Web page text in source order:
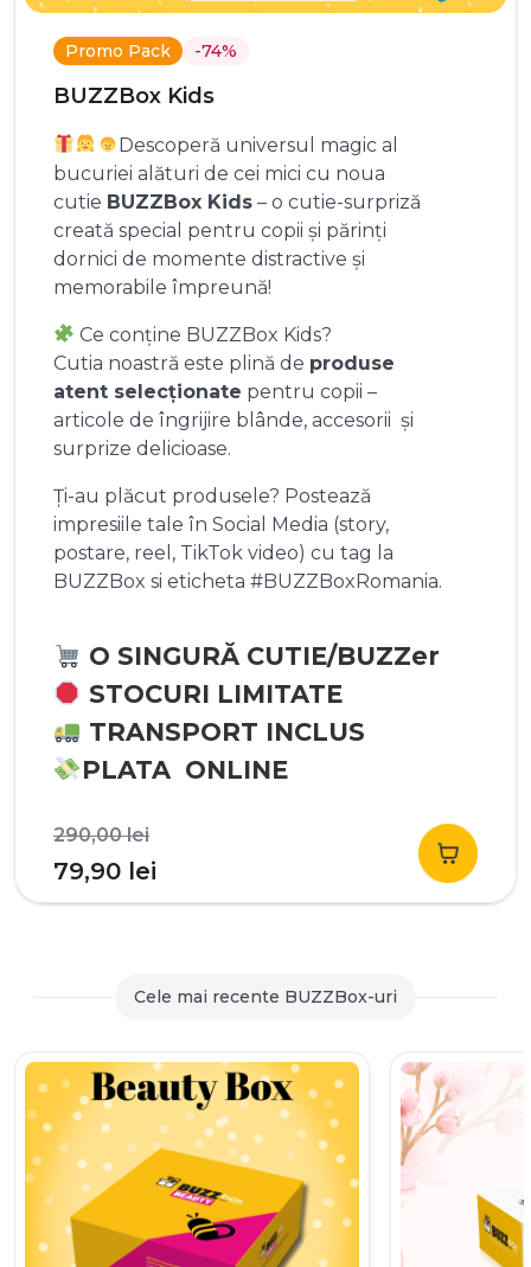
Promo Pack -74%
BUZZBox Kids
Descoperă universul magic al
bucuriei alături de cei mici cu noua
cutie BUZZBox Kids – o cutie-surpriză
creată special pentru copii și părinți
dornici de momente distractive și
memorabile împreună!
Ce conține BUZZBox Kids?
Cutia noastră este plină de produse
atent selecționate pentru copii –
articole de îngrijire blânde, accesorii și
surprize delicioase.
Ți-au plăcut produsele? Postează
impresiile tale în Social Media (story,
postare, reel, TikTok video) cu tag la
BUZZBox si eticheta #BUZZBoxRomania.
O SINGURĂ CUTIE/BUZZer
STOCURI LIMITATE
TRANSPORT INCLUS
PLATA ONLINE
290,00leiPrețul
inițial
a
290,00 lei.
79,90 lei
curent
79,90 lei.
Cele mai recente BUZZBox-uri